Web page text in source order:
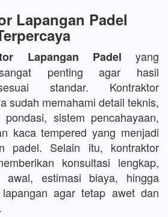
Lapangan Padel
Lapangan Padel yang
sangat penting agar hasil
standar. Kontraktor
sudah memahami detail teknis,
sistem pencahayaan,
kaca tempered yang menjadi
padel. Selain itu, kontraktor
konsultasi lengkap,
estimasi biaya, hingga
agar tetap awet dan